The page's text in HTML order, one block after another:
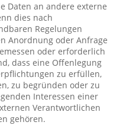
Daten an andere externe
dies nach
Regelungen
Anordnung oder Anfrage
oder erforderlich
dass eine Offenlegung
zu erfüllen,
zu begründen oder zu
Interessen einer
Verantwortlichen
gehören.